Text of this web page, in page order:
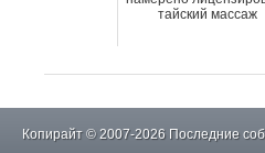
тайский массаж
Копирайт © 2007-2026 Последние